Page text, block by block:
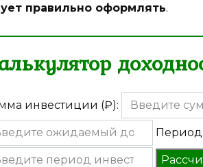
правильно оформлять.
инвестиции (₽):
Период